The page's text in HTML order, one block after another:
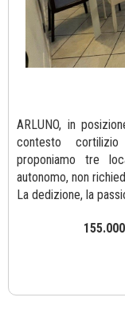
ARLUNO, in
contesto
proponiamo tre
autonomo, non
La dedizione, la